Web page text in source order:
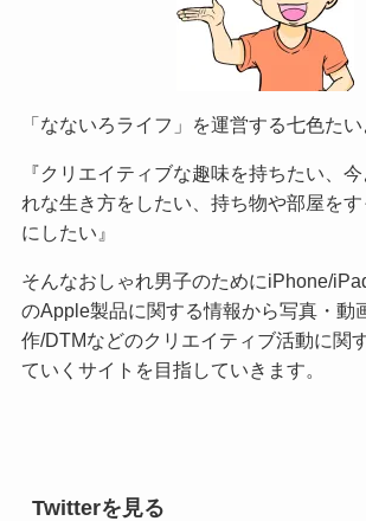
「なないろライフ」を運営する七色たい
『クリエイティブな趣味を持ちたい、
れな生き方をしたい、持ち物や部屋をす
にしたい』
そんなおしゃれ男子のためにiPhone/
のApple製品に関する情報から写真・動
作/DTMなどのクリエイティブ活動に関
ていくサイトを目指していきます。
Twitterを見る